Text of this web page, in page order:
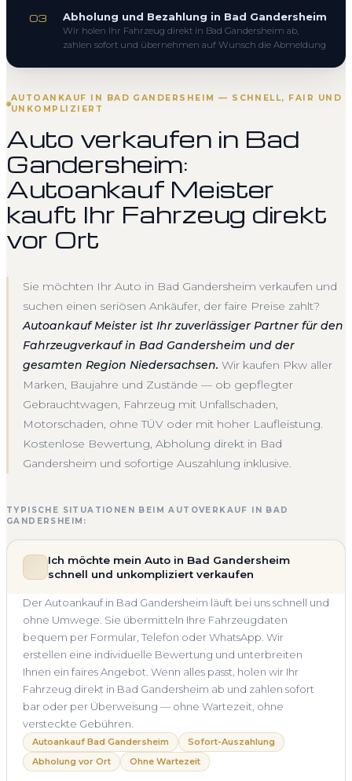
AUTOANKAUF IN BAD GANDERSHEIM — SCHNELL, FAIR UND
UNKOMPLIZIERT
Auto verkaufen in Bad
Gandersheim:
Autoankauf Meister
kauft Ihr Fahrzeug direkt
vor Ort
Sie möchten Ihr Auto in Bad Gandersheim verkaufen und
suchen einen seriösen Ankäufer, der faire Preise zahlt?
Autoankauf Meister ist Ihr zuverlässiger Partner für den
Fahrzeugverkauf in Bad Gandersheim und der
gesamten Region Niedersachsen. Wir kaufen Pkw aller
Marken, Baujahre und Zustände — ob gepflegter
Gebrauchtwagen, Fahrzeug mit Unfallschaden,
Motorschaden, ohne TÜV oder mit hoher Laufleistung.
Kostenlose Bewertung, Abholung direkt in Bad
Gandersheim und sofortige Auszahlung inklusive.
TYPISCHE SITUATIONEN BEIM AUTOVERKAUF IN BAD
GANDERSHEIM:
Ich möchte mein Auto in Bad Gandersheim
schnell und unkompliziert verkaufen
Der Autoankauf in Bad Gandersheim läuft bei uns schnell und
ohne Umwege. Sie übermitteln Ihre Fahrzeugdaten
bequem per Formular, Telefon oder WhatsApp. Wir
erstellen eine individuelle Bewertung und unterbreiten
Ihnen ein faires Angebot. Wenn alles passt, holen wir Ihr
Fahrzeug direkt in Bad Gandersheim ab und zahlen sofort
bar oder per Überweisung — ohne Wartezeit, ohne
versteckte Gebühren.
Autoankauf Bad Gandersheim
Sofort-Auszahlung
Abholung vor Ort
Ohne Wartezeit
03 Abholung und Bezahlung in Bad Gandersheim
Wir holen Ihr Fahrzeug direkt in Bad Gandersheim ab,
zahlen sofort und übernehmen auf Wunsch die Abmeldung